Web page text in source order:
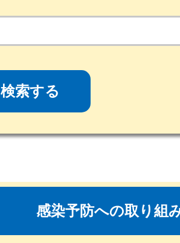
索する
感染予防への取り組